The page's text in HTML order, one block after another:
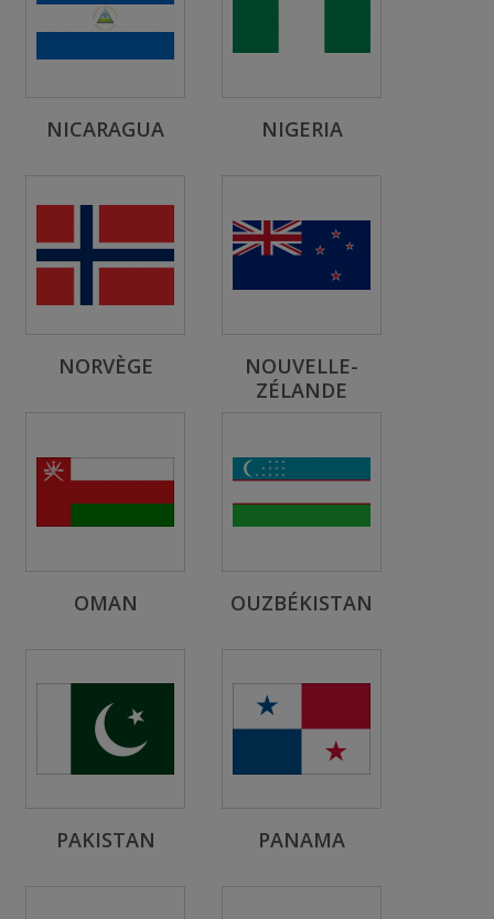
NICARAGUA NIGERIA
NORVÈGE
NOUVELLE-
ZÉLANDE
OMAN OUZBÉKISTAN
PAKISTAN PANAMA